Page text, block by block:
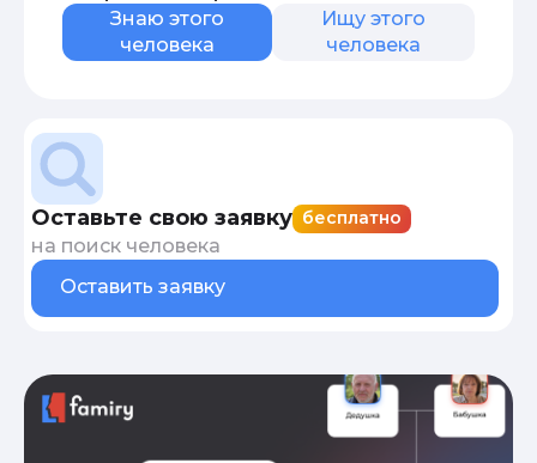
Знаю этого
человека
Ищу этого
человека
Оставьте свою заявку бесплатно
на поиск человека
Оставить заявку